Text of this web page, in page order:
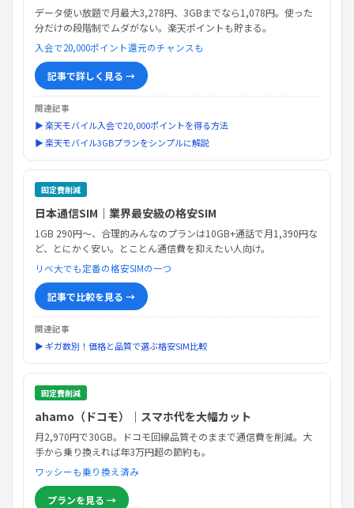
データ使い放題で月最大3,278円、3GBまでなら1,078円。使った
分だけの段階制でムダがない。楽天ポイントも貯まる。
入会で20,000ポイント還元のチャンスも
記事で詳しく見る →
関連記事
▶ 楽天モバイル入会で20,000ポイントを得る方法
▶ 楽天モバイル3GBプランをシンプルに解説
固定費削減
日本通信SIM｜業界最安級の格安SIM
1GB 290円〜、合理的みんなのプランは10GB+通話で月1,390円な
ど、とにかく安い。とことん通信費を抑えたい人向け。
リベ大でも定番の格安SIMの一つ
記事で比較を見る →
関連記事
▶ ギガ数別！価格と品質で選ぶ格安SIM比較
固定費削減
ahamo（ドコモ）｜スマホ代を大幅カット
月2,970円で30GB。ドコモ回線品質そのままで通信費を削減。大
手から乗り換えれば年3万円超の節約も。
ワッシーも乗り換え済み
プランを見る →